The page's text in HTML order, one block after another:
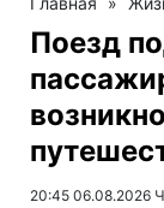
Поезд
20:45 06.08.2026